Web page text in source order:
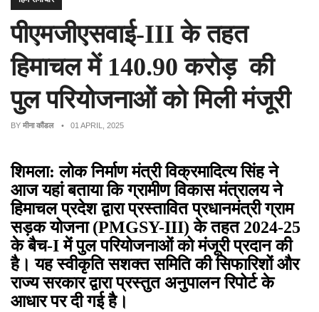
पीएमजीएसवाई-III के तहत
हिमाचल में 140.90 करोड़ की
पुल परियोजनाओं को मिली मंजूरी
BY मीना कौंडल • 01 APRIL, 2025
शिमला: लोक निर्माण मंत्री विक्रमादित्य सिंह ने
आज यहां बताया कि ग्रामीण विकास मंत्रालय ने
हिमाचल प्रदेश द्वारा प्रस्तावित प्रधानमंत्री ग्राम
सड़क योजना (PMGSY-III) के तहत 2024-25
के बैच-I में पुल परियोजनाओं को मंजूरी प्रदान की
है। यह स्वीकृति सशक्त समिति की सिफारिशों और
राज्य सरकार द्वारा प्रस्तुत अनुपालन रिपोर्ट के
आधार पर दी गई है।